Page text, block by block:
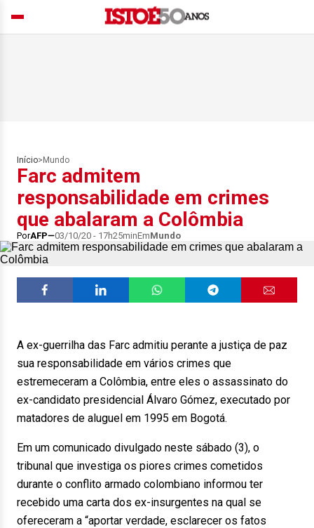
Início> Mundo
Farc admitem
responsabilidade em crimes
que abalaram a Colômbia
PorAFP 03/10/20 - 17h25minEmMundo
A ex-guerrilha das Farc admitiu perante a justiça de paz
sua responsabilidade em vários crimes que
estremeceram a Colômbia, entre eles o assassinato do
ex-candidato presidencial Álvaro Gómez, executado por
matadores de aluguel em 1995 em Bogotá.
Em um comunicado divulgado neste sábado (3), o
tribunal que investiga os piores crimes cometidos
durante o conflito armado colombiano informou ter
recebido uma carta dos ex-insurgentes na qual se
ofereceram a “aportar verdade, esclarecer os fatos